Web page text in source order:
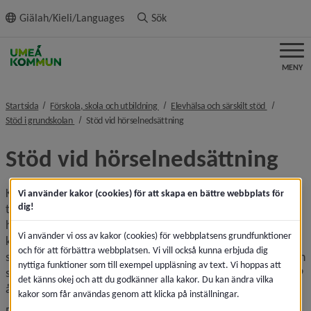
innehållet
Giälah/Kieli/Languages Sök
MENY
Startsida Förskola, skola och utbildning nivå i brödsmulenavigeringen
Elevhälsa och särskilt stöd nivå i
Stöd i grundskolan nivå i brödsmulenavigeringen
Stöd vid hörselnedsättningnivå i brödsmulenavigeringen
Stöd vid hörselnedsättning
Kommunala förskolor och skolor arbetar för att skapa
tillgängliga lärmiljöer utifrån barn och elevers
hörselnedsättning. Med stöd av elevhälsans kompetenser
kan det exempelvis innebära hörselteknisk utrustning,
svenskt teckenspråk som modersmål och nybörjarspråk och
specialpedagogiskt stöd till förskolor och skolor, under 1-19
åringens skoltid.
Vi använder kakor (cookies) för att skapa en bättre webbplats för
dig!
Vi använder vi oss av kakor (cookies) för webbplatsens grundfunktioner
och för att förbättra webbplatsen. Vi vill också kunna erbjuda dig
nyttiga funktioner som till exempel uppläsning av text. Vi hoppas att
det känns okej och att du godkänner alla kakor. Du kan ändra vilka
kakor som får användas genom att klicka på inställningar.